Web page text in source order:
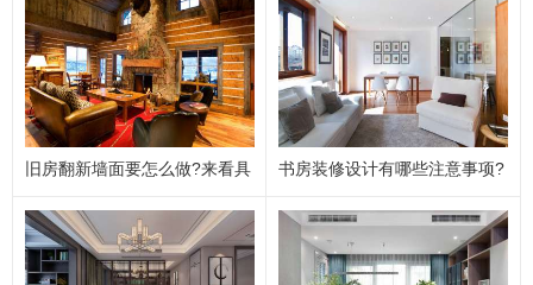
现代简约装修风格核心特点与落地搭配技巧
软装搭配核心原则与居家配色技巧
卫生间装修干湿分离设计与避坑
厨房装修布局与动线设计技巧
定制柜体选材与尺寸标准科普
厨房水电改造专项攻略，大功率电器专属方案
水电改造常见施工误区，90%业主都会踩坑
旧房翻新墙面要怎么做?来看具
书房装修设计有哪些注意事项?